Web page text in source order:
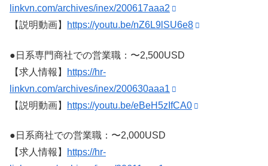
linkvn.com/archives/inex/200617aaa2
【説明動画】
https://youtu.be/nZ6L9lSU6e8
●日系専門商社での営業職：〜2,500USD
【求人情報】
https://hr-
linkvn.com/archives/inex/200630aaa1
【説明動画】
https://youtu.be/eBeH5zIfCA0
●日系商社での営業職：〜2,000USD
【求人情報】
https://hr-